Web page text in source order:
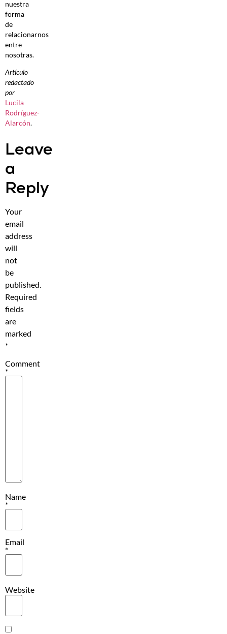
nuestra
forma
de
relacionarnos
entre
nosotras.
Artículo
redactado
por
Lucila
Rodríguez-
Alarcón.
Leave
a
Reply
Your
email
address
will
not
be
published.
Required
fields
are
marked
*
Comment
*
Name
*
Email
*
Website